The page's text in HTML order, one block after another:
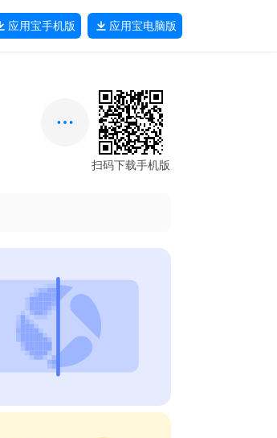
应用宝手机版 应用宝电脑版
扫码下载手机版